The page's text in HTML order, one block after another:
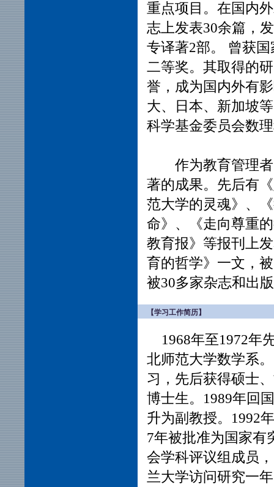
重点项目。在国内
志上发表30余篇，
专译著2部。 曾获
二等奖。其取得的
誉，成为国内外有
大、日本、新加坡
科学基金委员会数
作为教育管理者
著的成果。先后有
范大学的灵魂》、
命》、《走向尊重
教育报》等报刊上
育的哲学》一文，
被30多家杂志和出
【学习工作简历】
1968年至1972年
北师范大学数学系
习，先后获得硕士
博士生。1989年回
升为副教授。1992
7年被批准为国家有
会学科评议组成员
兰大学访问研究一